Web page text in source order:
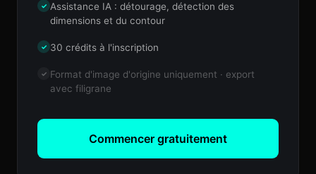
✓ Assistance IA : détourage, détection des
dimensions et du contour
✓ 30 crédits à l'inscription
✓ Format d'image d'origine uniquement · export
avec filigrane
Commencer gratuitement